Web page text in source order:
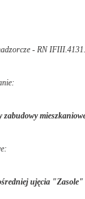
- RN
ujęcia "Zasole"